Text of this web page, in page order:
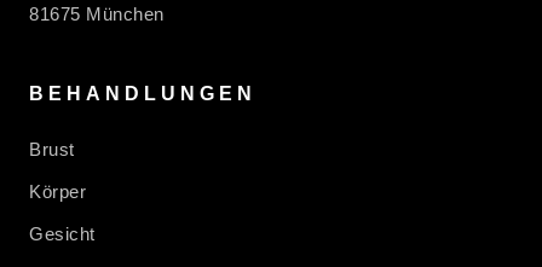
81675 München
BEHANDLUNGEN
Brust
Körper
Gesicht